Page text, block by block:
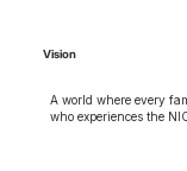
Vision
A world where every
who experiences the